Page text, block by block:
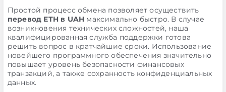
Простой процесс обмена позволяет осуществить
перевод ETH в UAH максимально быстро. В случае
возникновения технических сложностей, наша
квалифицированная служба поддержки готова
решить вопрос в кратчайшие сроки. Использование
новейшего программного обеспечения значительно
повышает уровень безопасности финансовых
транзакций, а также сохранность конфиденциальных
данных.